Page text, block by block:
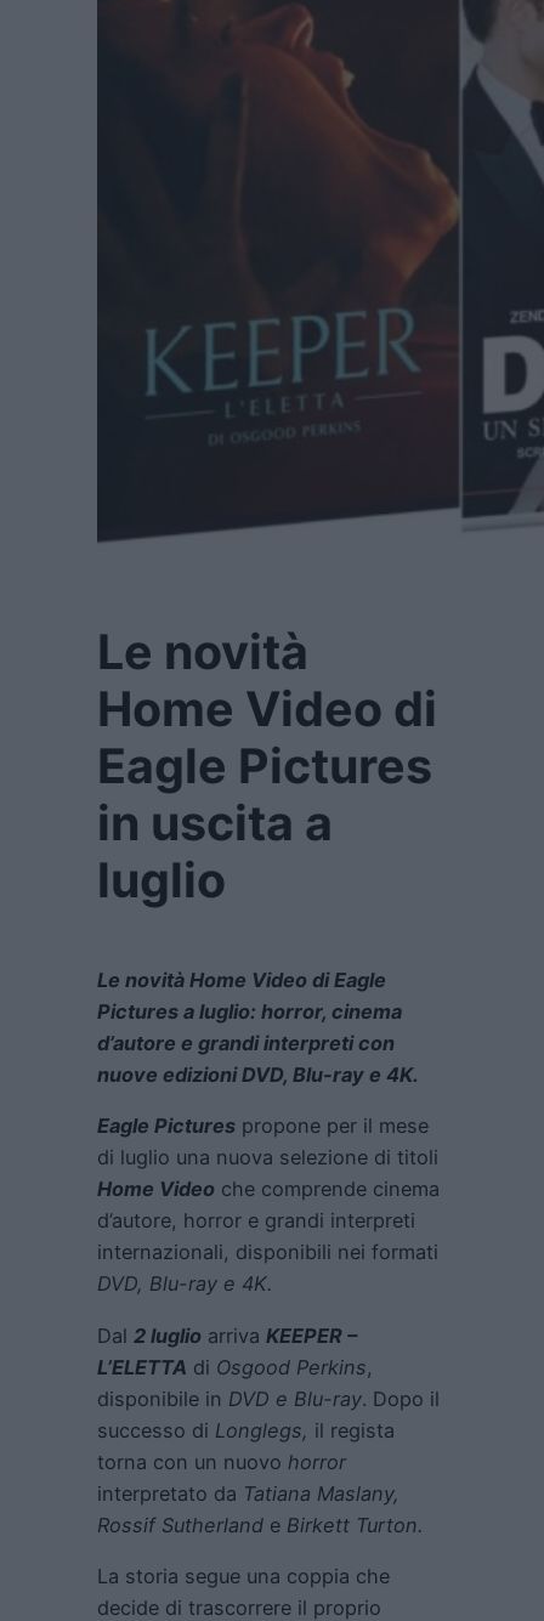
Le novità
Home Video di
Eagle Pictures
in uscita a
luglio
Le novità Home Video di Eagle
Pictures a luglio: horror, cinema
d’autore e grandi interpreti con
nuove edizioni DVD, Blu-ray e 4K.
Eagle Pictures propone per il mese
di luglio una nuova selezione di titoli
Home Video che comprende cinema
d’autore, horror e grandi interpreti
internazionali, disponibili nei formati
DVD, Blu-ray e 4K.
Dal 2 luglio arriva KEEPER –
L’ELETTA di Osgood Perkins,
disponibile in DVD e Blu-ray. Dopo il
successo di Longlegs, il regista
torna con un nuovo horror
interpretato da Tatiana Maslany,
Rossif Sutherland e Birkett Turton.
La storia segue una coppia che
decide di trascorrere il proprio